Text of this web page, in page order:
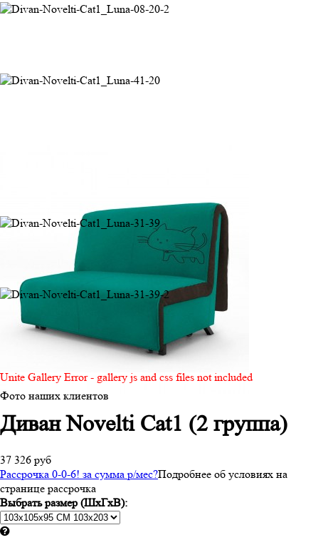
Unite Gallery Error - gallery js and css files not included
Фото наших клиентов
Диван Novelti Cat1 (2 группа)
37 326 руб
Рассрочка 0-0-6! за сумма р/мес?Подробнее об условиях на
странице рассрочка
Выбрать размер (ШхГхВ):